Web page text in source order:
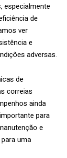
especialmente
de
ver
e
adversas.
de
correias
ainda
para
e
uma